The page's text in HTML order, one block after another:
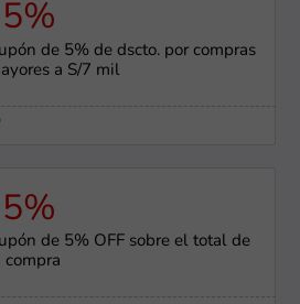
de 5% de dscto. por compras
a S/7 mil
de 5% OFF sobre el total de
compra